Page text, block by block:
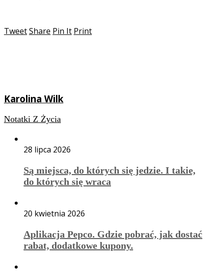
TweetShare Pin It Print
Karolina Wilk
Notatki Z Życia
28 lipca 2026
Są miejsca, do których się jedzie. I takie,
do których się wraca
20 kwietnia 2026
Aplikacja Pepco. Gdzie pobrać, jak dostać
rabat, dodatkowe kupony.